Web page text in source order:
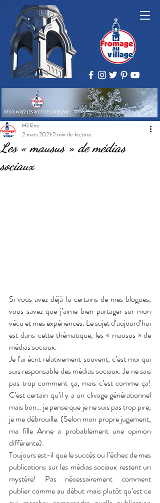
Les « mausus » de médias
sociaux
Hélène
2 mars 2021 2 min de lecture
Si vous avez déjà lu certains de mes blogues,
vous savez que j’aime bien partager sur mon
vécu et mes expériences. Le sujet d’aujourd’hui
est dans cette thématique, les « mausus » de
médias sociaux.
Je l’ai écrit relativement souvent, c’est moi qui
suis responsable des médias sociaux. Je ne sais
pas trop comment ça, mais c’est comme ça!
C’est certain qu’il y a un clivage générationnel
mais bon… je pense que je ne suis pas trop pire,
je me débrouille. (Selon mon propre jugement,
ma fille Anne a probablement une opinion
différente).
Toujours est-il que le succès ou l’échec de mes
publications sur les médias sociaux restent un
mystère! Pas nécessairement comment
publier comme au début mais plutôt qu’est ce